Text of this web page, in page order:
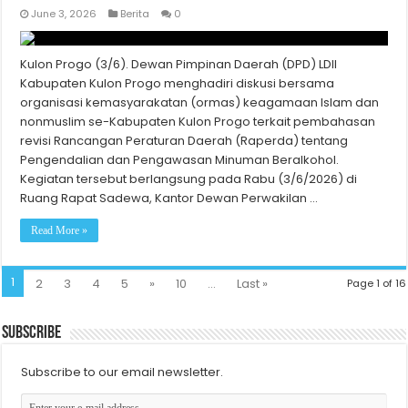
June 3, 2026 Berita 0
Kulon Progo (3/6). Dewan Pimpinan Daerah (DPD) LDII
Kabupaten Kulon Progo menghadiri diskusi bersama
organisasi kemasyarakatan (ormas) keagamaan Islam dan
nonmuslim se-Kabupaten Kulon Progo terkait pembahasan
revisi Rancangan Peraturan Daerah (Raperda) tentang
Pengendalian dan Pengawasan Minuman Beralkohol.
Kegiatan tersebut berlangsung pada Rabu (3/6/2026) di
Ruang Rapat Sadewa, Kantor Dewan Perwakilan …
Read More »
Page 1 of 16
1 2 3 4 5 » 10 ... Last »
Subscribe
Subscribe to our email newsletter.